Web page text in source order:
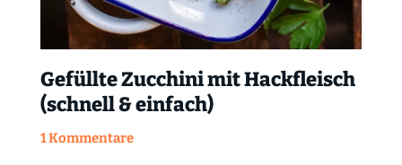
Gefüllte Zucchini mit Hackfleisch
(schnell & einfach)
1 Kommentare